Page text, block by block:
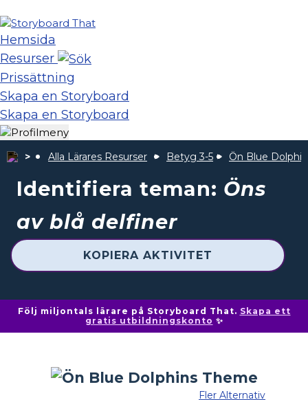
Hemsida
Resurser
Prissättning
Skapa en Storyboard
Skapa en Storyboard
Alla Lärares Resurser Betyg 3-5 Ön Blue
Identifiera teman: Öns
av blå delfiner
KOPIERA AKTIVITET
Följ miljontals lärare på Storyboard That. Skapa ett
gratis utbildningskonto ✨
Fler Alternativ